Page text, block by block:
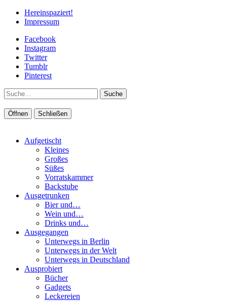
Hereinspaziert!
Impressum
Facebook
Instagram
Twitter
Tumblr
Pinterest
Suche
Öffnen Schließen
Aufgetischt
Kleines
Großes
Süßes
Vorratskammer
Backstube
Ausgetrunken
Bier und…
Wein und…
Drinks und…
Ausgegangen
Unterwegs in Berlin
Unterwegs in der Welt
Unterwegs in Deutschland
Ausprobiert
Bücher
Gadgets
Leckereien